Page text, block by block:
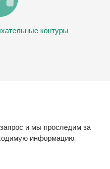
контуры
и мы проследим за
информацию.